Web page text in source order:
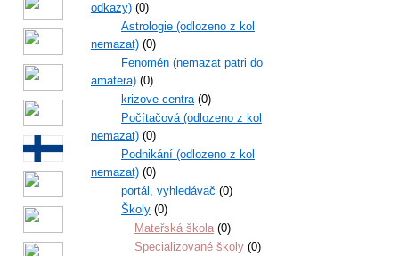
odkazy) (0)
Astrologie (odlozeno z kol
nemazat) (0)
Fenomén (nemazat patri do
amatera) (0)
krizove centra(0)
Počítačová (odlozeno z kol
nemazat) (0)
Podnikání (odlozeno z kol
nemazat) (0)
portál, vyhledávač (0)
Školy (0)
Mateřská škola (0)
Specializované školy (0)